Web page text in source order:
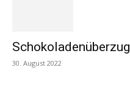
Schokoladenüberzug
30. August 2022